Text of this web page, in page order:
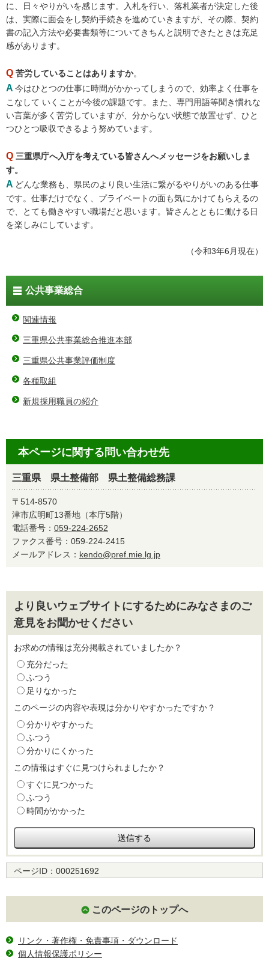
に、日々やりがいを感じます。入札を行い、落札業者が決定した後
は、実際に面会をし契約手続きを進めていきますが、その際、契約
書の記入方法や必要書類等についてきちんと説明できたときは充足
感があります。
Q 苦労していることはありますか。
A 今はひとつの仕事に時間がかかってしまうので、効率よく仕事を
こなして いくことが今後の課題です。また、専門用語等聞き慣れな
い言葉が多く苦労していますが、分からない状態で放置せず、ひと
つひとつ吸収できるよう努めています。
Q 三重県庁へ入庁を考えている皆さんへメッセージをお願いしま
す。
A どんな業務も、県民のより良い生活に繋がるやりがいのある仕事
です。仕事だけでなく、プライベートの面も気にかけてもらえるの
で、とても働きやすい職場だと思います。皆さんとともに働ける日
を楽しみにしています。
（令和3年6月現在）
公共事業総合
関連情報
三重県公共事業総合推進本部
三重県公共事業評価制度
各種取組
新規採用職員の紹介
本ページに関する問い合わせ先
三重県 県土整備部 県土整備総務課
〒514-8570
津市広明町13番地（本庁5階）
電話番号： 059-224-2652
ファクス番号：059-224-2415
メールアドレス： kendo@pref.mie.lg.jp
より良いウェブサイトにするためにみなさまのご
意見をお聞かせください
お求めの情報は充分掲載されていましたか？
充分だった
ふつう
足りなかった
このページの内容や表現は分かりやすかったですか？
分かりやすかった
ふつう
分かりにくかった
この情報はすぐに見つけられましたか？
すぐに見つかった
ふつう
時間がかかった
ページID： 000251692
このページのトップへ
リンク・著作権・免責事項・ダウンロード
個人情報保護ポリシー